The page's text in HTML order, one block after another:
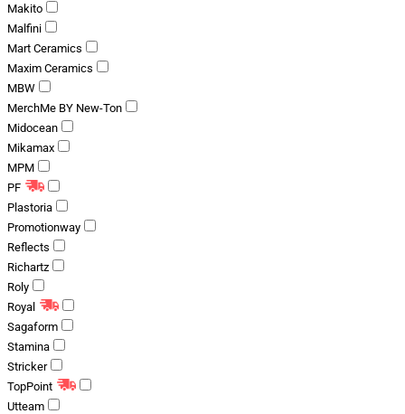
Makito
Malfini
Mart Ceramics
Maxim Ceramics
MBW
MerchMe BY New-Ton
Midocean
Mikamax
MPM
PF
Plastoria
Promotionway
Reflects
Richartz
Roly
Royal
Sagaform
Stamina
Stricker
TopPoint
Utteam